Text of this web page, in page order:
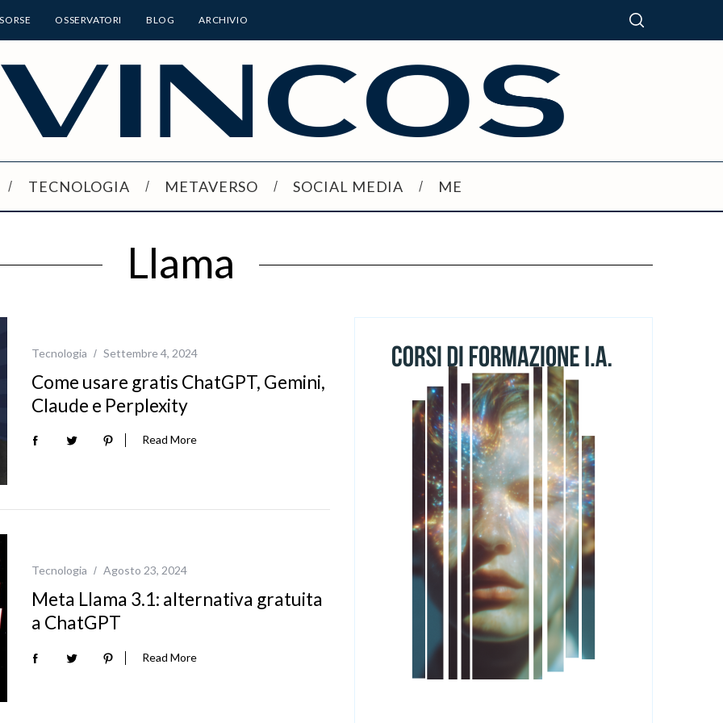
OSSERVATORI BLOG ARCHIVIO
TECNOLOGIA METAVERSO SOCIAL MEDIA ME
Llama
Tecnologia Settembre 4, 2024
Come usare gratis ChatGPT, Gemini,
Claude e Perplexity
Read More
Tecnologia Agosto 23, 2024
Meta Llama 3.1: alternativa gratuita
a ChatGPT
Read More